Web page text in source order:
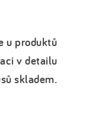
u produktů
v detailu
skladem.